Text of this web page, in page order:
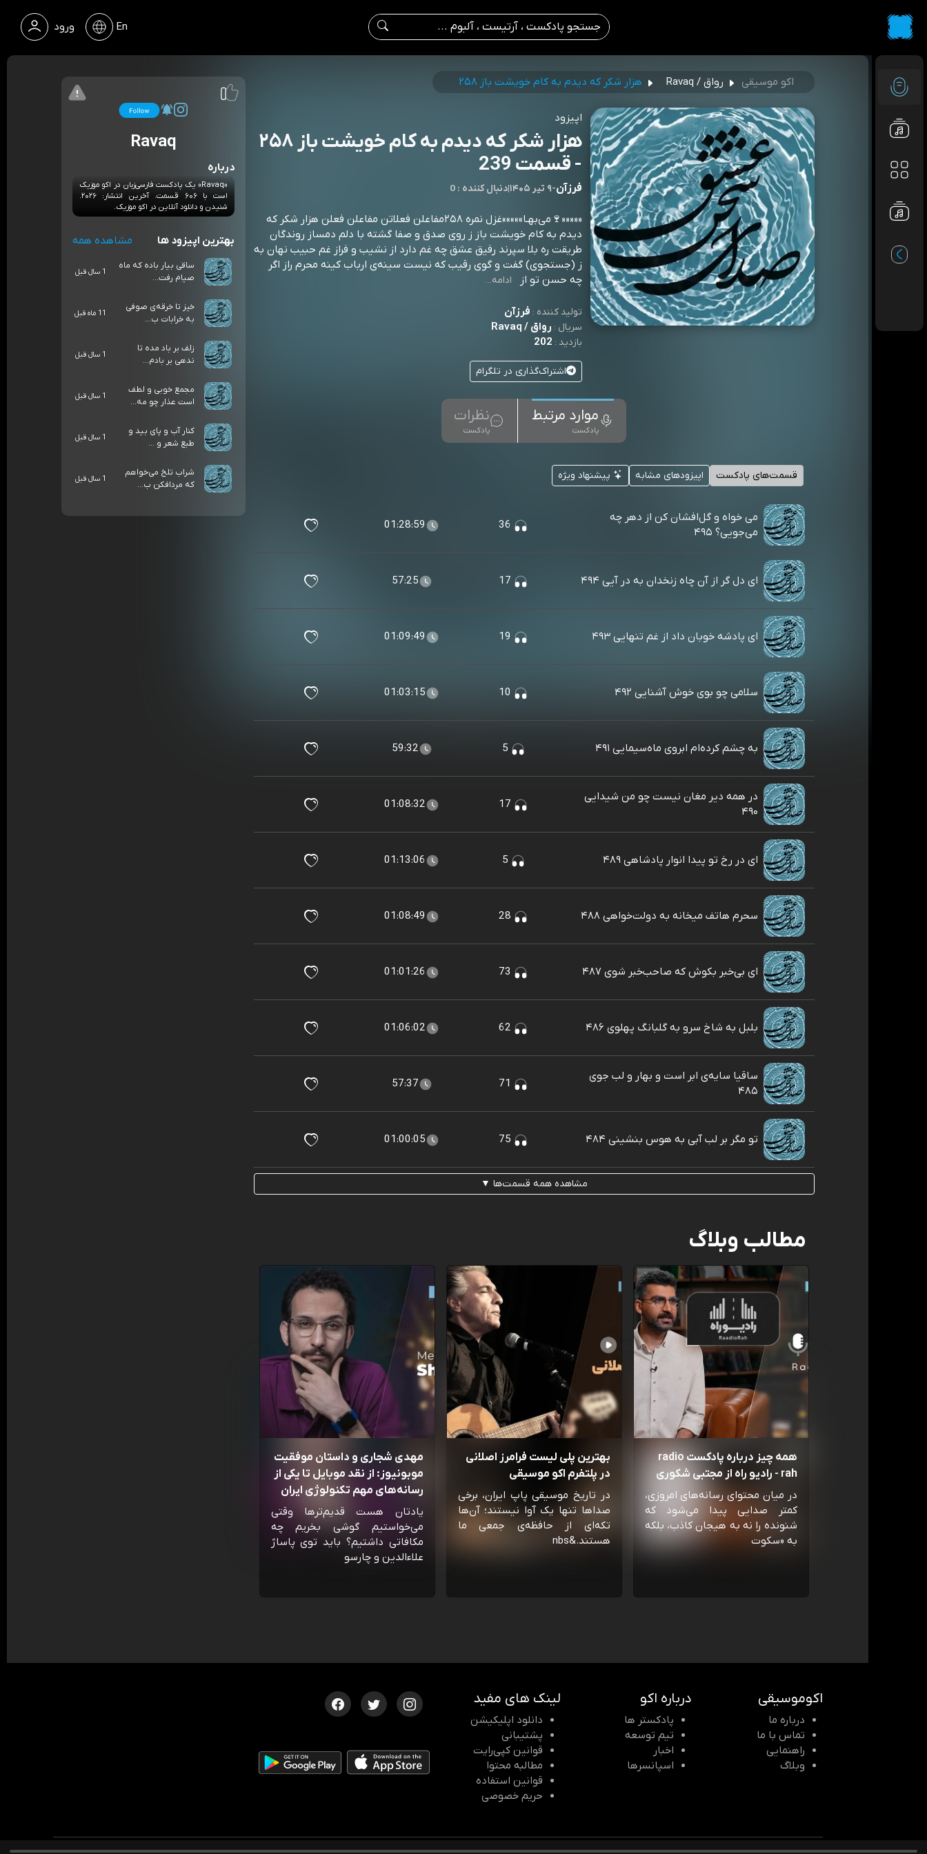
ورود En
اکو موسیقی رواق / Ravaq هزار شکر که دیدم به کام خویشت باز ۲۵۸
اپیزود
هزار شکر که دیدم به کام خویشت باز ۲۵۸
- قسمت 239
فرزآن-۹ تیر ۱۴۰۵ |0 : دنبال کننده
«««««🍷می‌بهـا»»»»»غزل نمره ۲۵۸مفاعلن فعلاتن مفاعلن فعلن هزار شکر که
ديدم به کام خويشت باز ز روی صدق و صفا گشته با دلم دمساز روندگان
طريقت ره بلا سپرند رفيق عشق چه غم دارد از نشيب و فراز غم حبيب نهان به
ز (جستجوی) گفت و گوی رقيب که نيست سينه‌ی ارباب کينه محرم راز اگر
چه حسن تو از
ادامه...
تولید کننده : فرزآن
سریال : رواق / Ravaq
بازدید : 202
اشتراک‌گذاری در تلگرام
موارد مرتبط
پادکست
نظرات
پادکست
قسمت‌های پادکست اپیزودهای مشابه پیشنهاد ویژه
می خواه و گل‌افشان کن از دهر چه
می‌جویی؟ ۴۹۵
01:28:59
ای دل گر از آن چاه زنخدان به در آیی ۴۹۴ 57:25
ای پادشه خوبان داد از غم تنهایی ۴۹۳ 01:09:49
سلامی چو بوی خوش آشنایی ۴۹۲ 01:03:15
به چشم کرده‌ام ابروی ماه‌سیمایی ۴۹۱ 59:32
در همه دیر مغان نیست چو من شیدایی
۴۹۰
01:08:32
ای در رخ تو پیدا انوار پادشاهی ۴۸۹ 01:13:06
سحرم هاتف میخانه به دولت‌خواهی ۴۸۸ 01:08:49
ای بی‌خبر بکوش که صاحب‌خبر شوی ۴۸۷ 01:01:26
بلبل به شاخ سرو به گلبانگ پهلوی ۴۸۶ 01:06:02
ساقیا سایه‌ی ابر است و بهار و لب جوی
۴۸۵
57:37
تو مگر بر لب آبی به هوس بنشينی ۴۸۴ 01:00:05
مشاهده همه قسمت‌ها ▼
مطالب وبلاگ
همه چیز درباره پادکست radio
rah - رادیو راه از مجتبی شکوری
در میان محتوای رسانه‌های امروزی،
کمتر صدایی پیدا می‌شود که
شنونده را نه به هیجان کاذب، بلکه
به «سکوت
بهترین پلی لیست فرامرز اصلانی
در پلتفرم اکو موسیقی
در تاریخ موسیقی پاپ ایران، برخی
صداها تنها یک آوا نیستند؛ آن‌ها
تکه‌ای از حافظه‌ی جمعی ما
هستند.&nbs
مهدی شجاری و داستان موفقیت
موبونیوز: از نقد موبایل تا یکی از
رسانه‌‌های مهم تکنولوژی ایران
یادتان هست قدیم‌ترها وقتی
می‌خواستیم گوشی بخریم چه
مکافاتی داشتیم؟ باید توی پاساژ
علاءالدین و چارسو
Ravaq
درباره
«Ravaq» یک پادکست فارسی‌زبان در اکو موزیک
است با ۶۰۶ قسمت. آخرین انتشار: ۲۰۲۶.
شنیدن و دانلود آنلاین در اکو موزیک.
بهترین اپیزود ها مشاهده همه
ساقی بیار باده که ماه
صیام رفت...
1 سال قبل
خیز تا خرقه‌ی صوفی
به خرابات ب...
11 ماه قبل
زلف بر باد مده تا
ندهی بر بادم...
1 سال قبل
مجمع خوبی و لطف
است عذار چو مه...
1 سال قبل
کنار آب و پای بید و
طبع شعر و ...
1 سال قبل
شراب تلخ می‌خواهم
که مردافکن ب...
1 سال قبل
اکوموسیقی
درباره ما
تماس با ما
راهنمایی
وبلاگ
درباره اکو
پادکستر ها
تیم توسعه
اخبار
اسپانسرها
لینک های مفید
دانلود اپلیکیشن
پشتیبانی
قوانین کپی‌رایت
مطالبه محتوا
قوانین استفاده
حریم خصوصی